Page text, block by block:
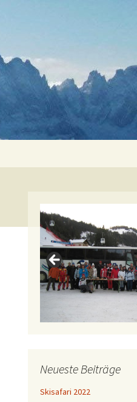
Neueste Beiträge
Skisafari 2022